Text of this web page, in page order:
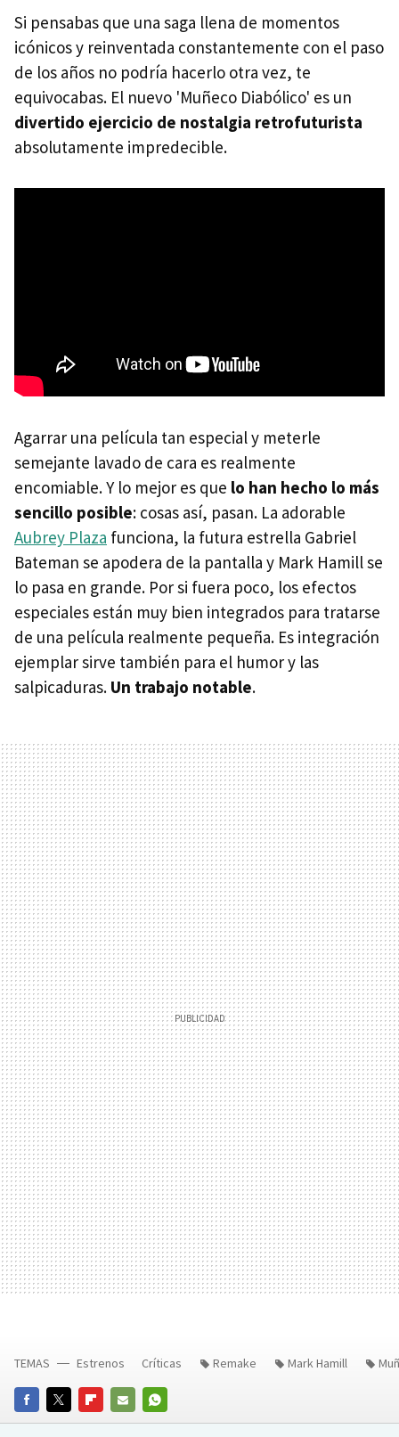
Si pensabas que una saga llena de momentos
icónicos y reinventada constantemente con el paso
de los años no podría hacerlo otra vez, te
equivocabas. El nuevo 'Muñeco Diabólico' es un
divertido ejercicio de nostalgia retrofuturista
absolutamente impredecible.
Agarrar una película tan especial y meterle
semejante lavado de cara es realmente
encomiable. Y lo mejor es que lo han hecho lo más
sencillo posible: cosas así, pasan. La adorable
Aubrey Plaza funciona, la futura estrella Gabriel
Bateman se apodera de la pantalla y Mark Hamill se
lo pasa en grande. Por si fuera poco, los efectos
especiales están muy bien integrados para tratarse
de una película realmente pequeña. Es integración
ejemplar sirve también para el humor y las
salpicaduras. Un trabajo notable.
FACEBOOKTWITTERFLIPBOARD
E-
WHATSAPP
TEMAS Estrenos Críticas Remake Mark Hamill